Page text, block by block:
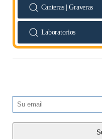
Canteras | Graveras
Laboratorios